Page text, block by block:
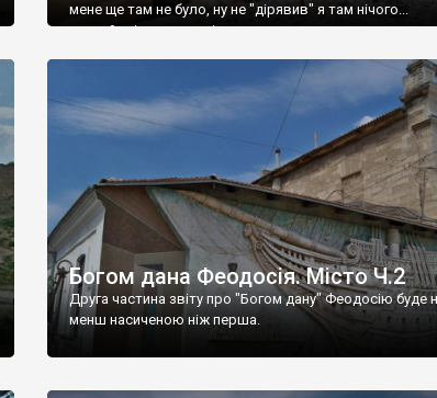
мене ще там не було, ну не "дірявив" я там нічого...
принаймні до цього літа.
Богом дана Феодосія. Місто Ч.2
Друга частина звіту про "Богом дану" Феодосію буде
менш насиченою ніж перша.